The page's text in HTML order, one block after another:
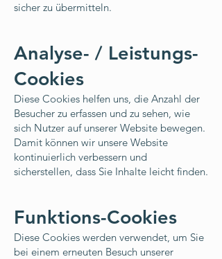
sicher zu übermitteln.
Analyse- / Leistungs-
Cookies
Diese Cookies helfen uns, die Anzahl der
Besucher zu erfassen und zu sehen, wie
sich Nutzer auf unserer Website bewegen.
Damit können wir unsere Website
kontinuierlich verbessern und
sicherstellen, dass Sie Inhalte leicht finden.
Funktions-Cookies
Diese Cookies werden verwendet, um Sie
bei einem erneuten Besuch unserer